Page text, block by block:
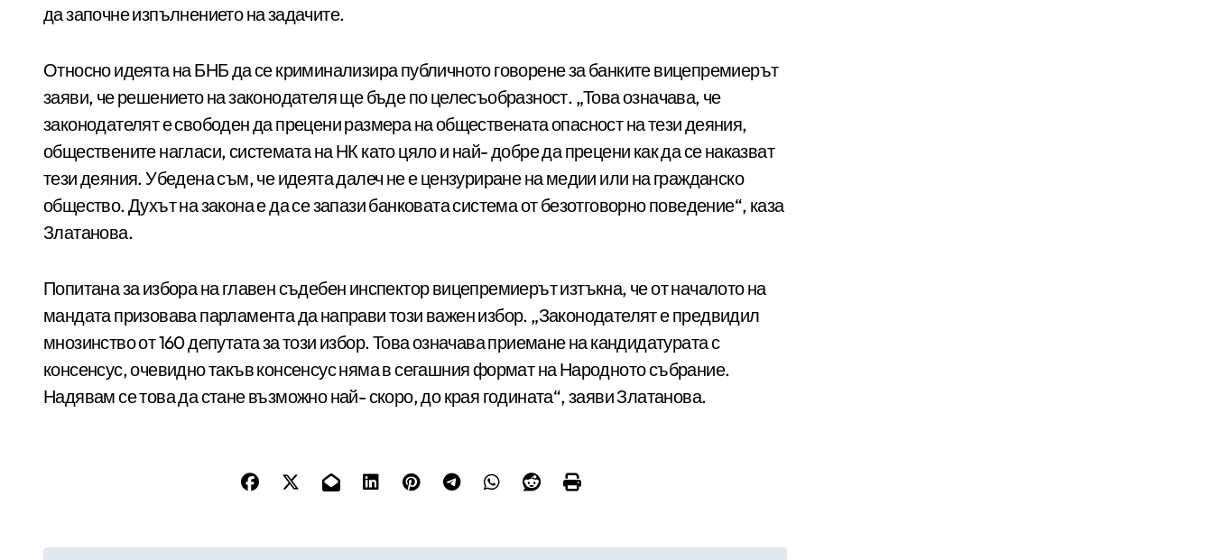
да започне изпълнението на задачите.
Относно идеята на БНБ да се криминализира публичното говорене за банките вицепремиерът
заяви, че решението на законодателя ще бъде по целесъобразност. „Това означава, че
законодателят е свободен да прецени размера на обществената опасност на тези деяния,
обществените нагласи, системата на НК като цяло и най- добре да прецени как да се наказват
тези деяния. Убедена съм, че идеята далеч не е цензуриране на медии или на гражданско
общество. Духът на закона е да се запази банковата система от безотговорно поведение“, каза
Златанова.
Попитана за избора на главен съдебен инспектор вицепремиерът изтъкна, че от началото на
мандата призовава парламента да направи този важен избор. „Законодателят е предвидил
мнозинство от 160 депутата за този избор. Това означава приемане на кандидатурата с
консенсус, очевидно такъв консенсус няма в сегашния формат на Народното събрание.
Надявам се това да стане възможно най- скоро, до края годината“, заяви Златанова.